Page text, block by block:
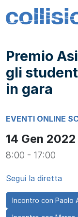
Salta al contenuto
Navigazione
Premio
gli
in gara
EVENTI ONLINE
14 Gen
8:00 - 17:00
Segui la diretta
Incontro con Paolo